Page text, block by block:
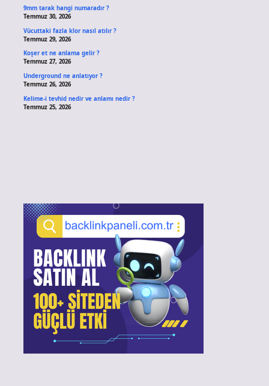
9mm tarak hangi numaradır ?
Temmuz 30, 2026
Vücuttaki fazla klor nasıl atılır ?
Temmuz 29, 2026
Koşer et ne anlama gelir ?
Temmuz 27, 2026
Underground ne anlatıyor ?
Temmuz 26, 2026
Kelime-i tevhid nedir ve anlamı nedir ?
Temmuz 25, 2026